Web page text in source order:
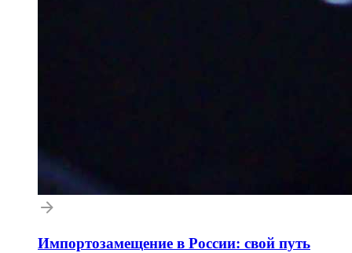
Импортозамещение в России: свой путь